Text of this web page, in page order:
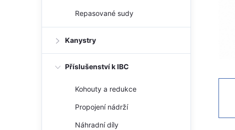
n
l
Repasované sudy
Kanystry
Příslušenství k IBC
Kohouty a redukce
Propojení nádrží
Náhradní díly